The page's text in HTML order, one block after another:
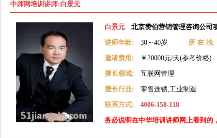
中师网培训讲师:白景元
白景元 北京赞伯营销管理咨询公司
讲师年龄: 30～40岁 所 在 地:
邀请费用: ￥20000元/天(参考价格)
擅长领域: 互联网管理
擅长行业: 零售连锁,工业制造
联系方式: 4006-158-118
务必说明在中华培训讲师网上看到的